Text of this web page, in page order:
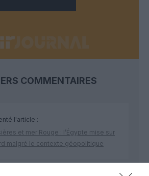
COMMENTAIRES
l'article :
et mer Rouge : l’Égypte mise sur
malgré le contexte géopolitique